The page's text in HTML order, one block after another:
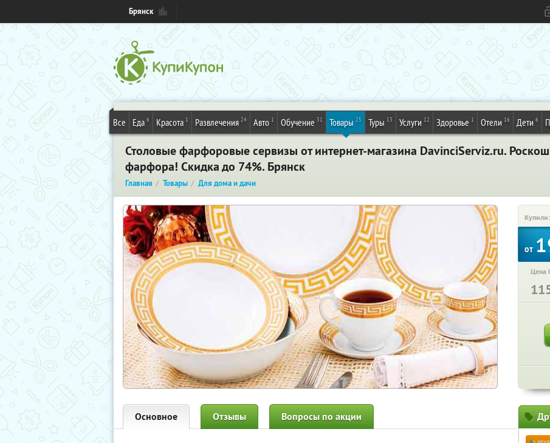
Брянск
Все Еда 6 Красота 1 Развлечения 24 Авто 1 Обучение 31 Товары 25 Туры 13 Услуги 12 Здоровье 1 Отели 16 Дети 6
Столовые фарфоровые сервизы от интернет-магазина DavinciServiz.ru.
фарфора! Скидка до 74%. Брянск
Главная Товары Для дома и дачи
Купили:
от
Цена
Основное Отзывы Вопросы по акции